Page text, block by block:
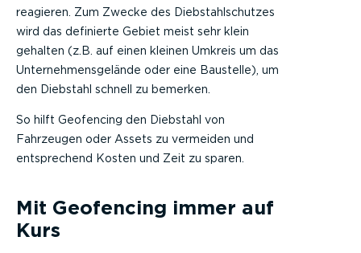
reagieren. Zum Zwecke des Diebstahlschutzes
wird das definierte Gebiet meist sehr klein
gehalten (z.B. auf einen kleinen Umkreis um das
Unternehmensgelände oder eine Baustelle), um
den Diebstahl schnell zu bemerken.
So hilft Geofencing den Diebstahl von
Fahrzeugen oder Assets zu vermeiden und
entsprechend Kosten und Zeit zu sparen.
Mit Geofencing immer auf
Kurs